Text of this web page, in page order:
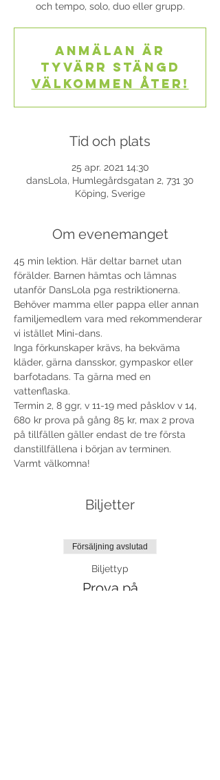
och tempo, solo, duo eller grupp.
Anmälan är
tyvärr stängd
Välkommen åter!
Tid och plats
25 apr. 2021 14:30
dansLola, Humlegårdsgatan 2, 731 30
Köping, Sverige
Om evenemanget
45 min lektion. Här deltar barnet utan
förälder. Barnen hämtas och lämnas
utanför DansLola pga restriktionerna.
Behöver mamma eller pappa eller annan
familjemedlem vara med rekommenderar
vi istället Mini-dans.
Inga förkunskaper krävs, ha bekväma
kläder, gärna dansskor, gympaskor eller
barfotadans. Ta gärna med en
vattenflaska.
Termin 2, 8 ggr, v 11-19 med påsklov v 14,
680 kr prova på gång 85 kr, max 2 prova
på tillfällen gäller endast de tre första
danstillfällena i början av terminen.
Varmt välkomna!
Biljetter
Försäljning avslutad
Biljettyp
Prova på